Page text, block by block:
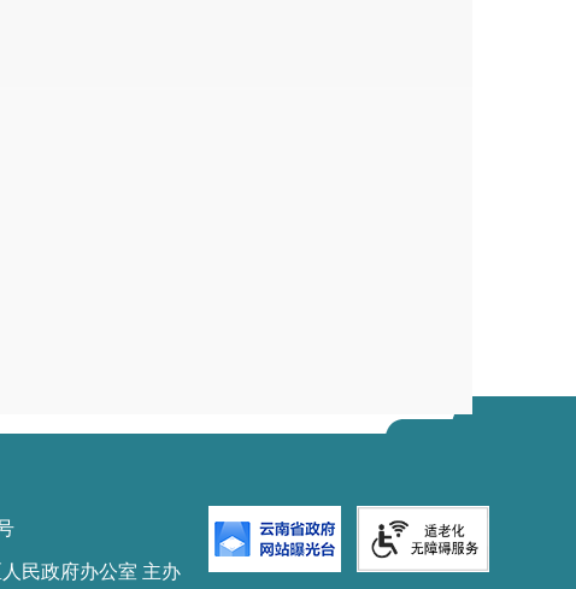
民政府办公室 主办